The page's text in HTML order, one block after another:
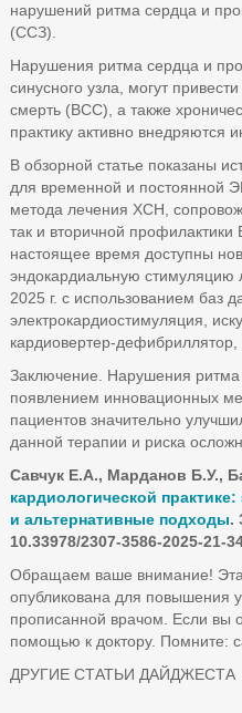
нарушений ритма сердца и
(ССЗ).
Нарушения ритма сердца и
синусного узла, могут
смерть (ВСС), а также
практику активно
В обзорной статье показаны
для временной и постоянной
метода лечения ХСН,
так и вторичной
настоящее время доступны
эндокардиальную стимуляцию
2025 г. с использованием баз
электрокардиостимуляция,
кардиовертер-
Заключение. Нарушения
появлением инновационных
пациентов значительно
данной терапии и риска
Савчук Е.А., Марданов Б.У.,
кардиологической
и альтернативные подходы.
10.33978/2307-3586-2025-21-
Обращаем ваше внимание! Эта
опубликована для повышения
прописанной врачом. Если вы
помощью к доктору. Помните:
ДРУГИЕ СТАТЬИ ДАЙДЖЕСТА